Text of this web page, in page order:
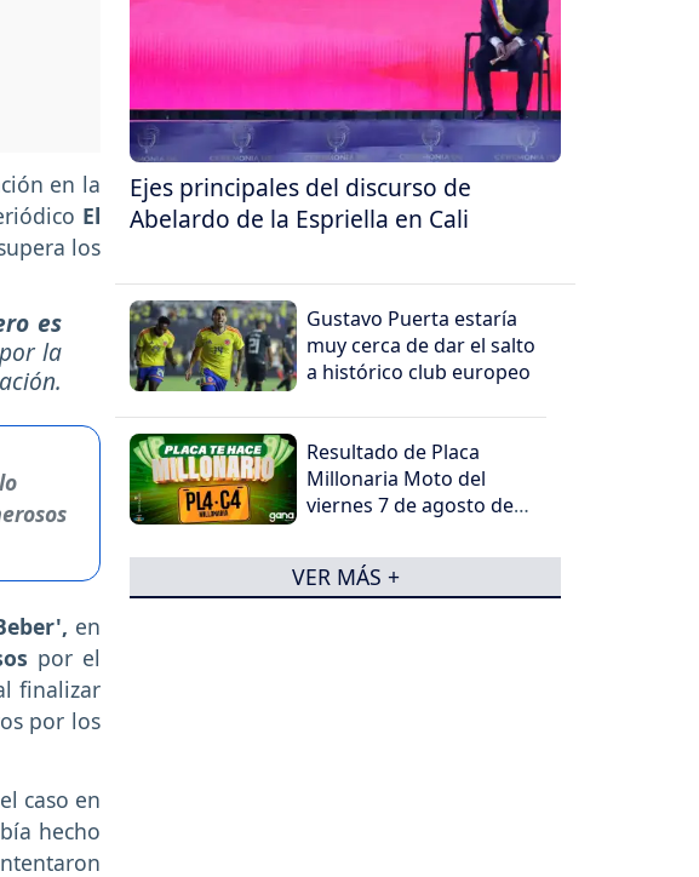
en la
El
los
es
la
en
por el
finalizar
por los
caso en
hecho
Ejes principales del discurso de
Abelardo de la Espriella en Cali
Gustavo Puerta estaría
muy cerca de dar el salto
a histórico club europeo
Resultado de Placa
Millonaria Moto del
viernes 7 de agosto de
VER MÁS +